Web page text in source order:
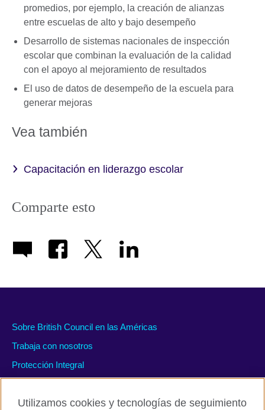
promedios, por ejemplo, la creación de alianzas
entre escuelas de alto y bajo desempeño
Desarrollo de sistemas nacionales de inspección
escolar que combinan la evaluación de la calidad
con el apoyo al mejoramiento de resultados
El uso de datos de desempeño de la escuela para
generar mejoras
Vea también
Capacitación en liderazgo escolar
Comparte esto
Sobre British Council en las Américas
Trabaja con nosotros
Protección Integral
Utilizamos cookies y tecnologías de seguimiento